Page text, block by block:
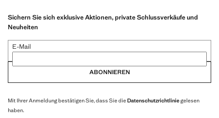
Sichern Sie sich exklusive Aktionen, private Schlussverkäufe und
Neuheiten
E-Mail
ABONNIEREN
Mit Ihrer Anmeldung bestätigen Sie, dass Sie dieDatenschutzrichtliniegelesen
haben.